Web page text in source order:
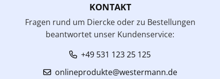
KONTAKT
Fragen rund um Diercke oder zu Bestellungen
beantwortet unser Kundenservice:
+49 531 123 25 125
onlineprodukte@westermann.de